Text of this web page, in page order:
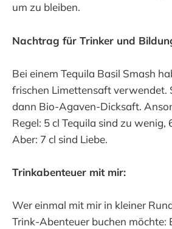
um zu bleiben.
Nachtrag für Trinker und
Bei einem Tequila Basil Smash
frischen Limettensaft verwendet.
dann Bio-Agaven-Dicksaft.
Regel: 5 cl Tequila sind zu wenig,
Aber: 7 cl sind Liebe.
Trinkabenteuer mit mir:
Wer einmal mit mir in kleiner
Trink-Abenteuer buchen möchte: